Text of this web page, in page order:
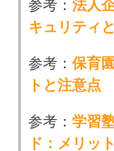
参考： 法人
キュリティ
参考： 保育
トと注意点
参考： 学習
ド：メリッ